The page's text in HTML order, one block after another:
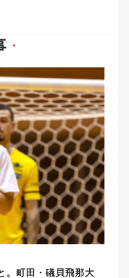
▼
。町田・礒貝飛那大